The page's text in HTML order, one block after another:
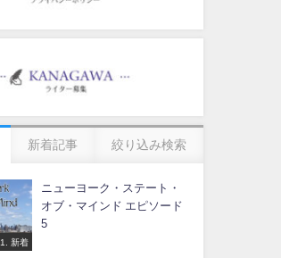
新着記事 絞り込み検索
1. 新着
ニューヨーク・ステート・
オブ・マインド エピソード
5